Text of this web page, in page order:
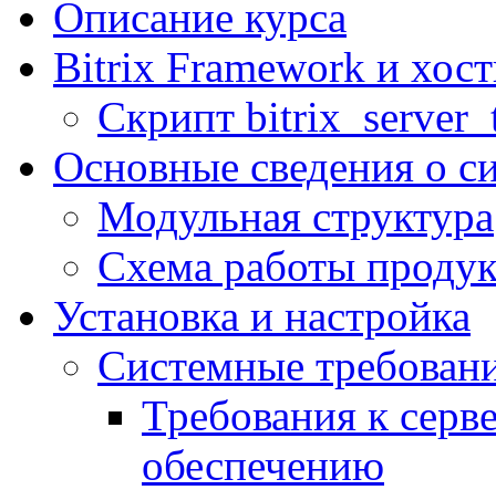
Описание курса
Bitrix Framework и
Скрипт
Основные сведения о
Модульная структура
Схема работы
Установка и настройка
Системные
Требования к
обеспечению